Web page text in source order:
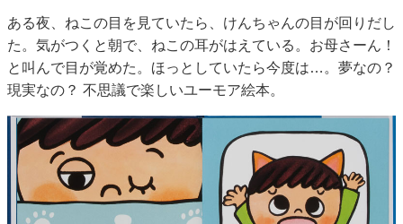
ある夜、ねこの目を見ていたら、けんちゃんの目が回りだし
た。気がつくと朝で、ねこの耳がはえている。お母さーん！
と叫んで目が覚めた。ほっとしていたら今度は…。夢なの？
現実なの？ 不思議で楽しいユーモア絵本。